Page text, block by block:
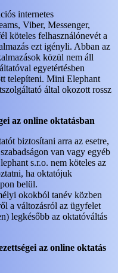
internetes
Viber, Messenger,
köteles felhasználónevét a
ezt igényli. Abban az
közül nem áll
egyetértésben
telepíteni. Mini Elephant
által okozott rossz
az online oktatásban
biztosítani arra az esetre,
van vagy egyéb
s.r.o. nem köteles az
ha oktatójuk
belül.
okokból tanév közben
a változásról az ügyfelet
legkésőbb az oktatóváltás
az online oktatás